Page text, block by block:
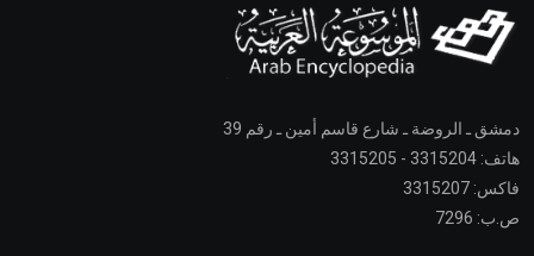
دمشق ـ الروضة ـ شارع قاسم أمين ـ رقم 39
هاتف: 3315204 - 3315205
فاكس: 3315207
ص.ب: 7296